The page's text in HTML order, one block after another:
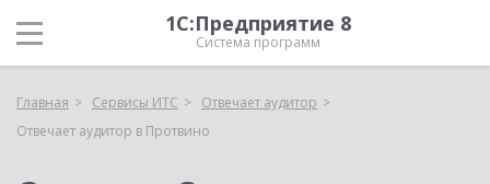
1С:Предприятие 8
Система программ
Главная Сервисы ИТС
Отвечает аудитор
Отвечает аудитор в Протвино